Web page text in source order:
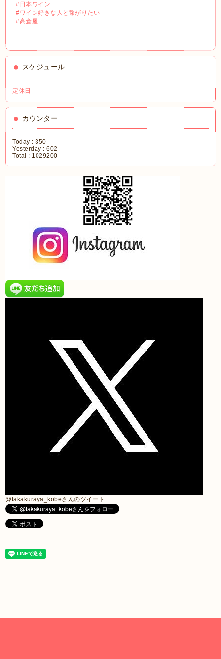
#日本ワイン
#ワイン好きな人と繋がりたい
#高倉屋
スケジュール
定休日
カウンター
Today :350
Yesterday :602
Total : 1029200
@takakuraya_kobeさんのツイート